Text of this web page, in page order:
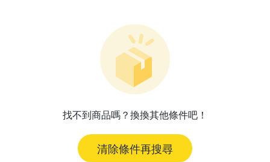
找不到商品嗎？換換其他條件吧！
清除條件再搜尋